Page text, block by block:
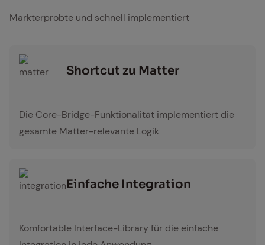
Markterprobte und schnell implementiert
Short­cut zu Mat­ter
Die Core-Bridge-Funktionalität implementiert die
gesamte Matter-relevante Logik
Ein­fa­che In­te­gra­ti­on
Komfortable Interface-Library für die einfache